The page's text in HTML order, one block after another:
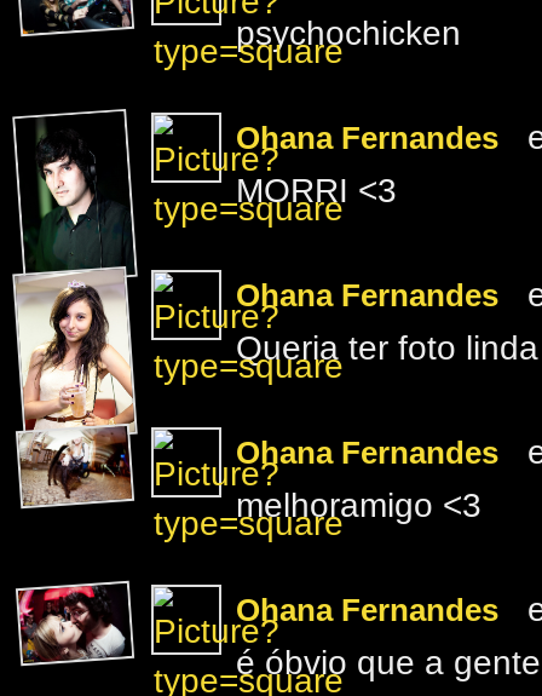
psychochicken
Ohana Fernandes
MORRI <3
Ohana Fernandes
Queria ter foto
Ohana Fernandes
melhoramigo <3
Ohana Fernandes
é óbvio que a